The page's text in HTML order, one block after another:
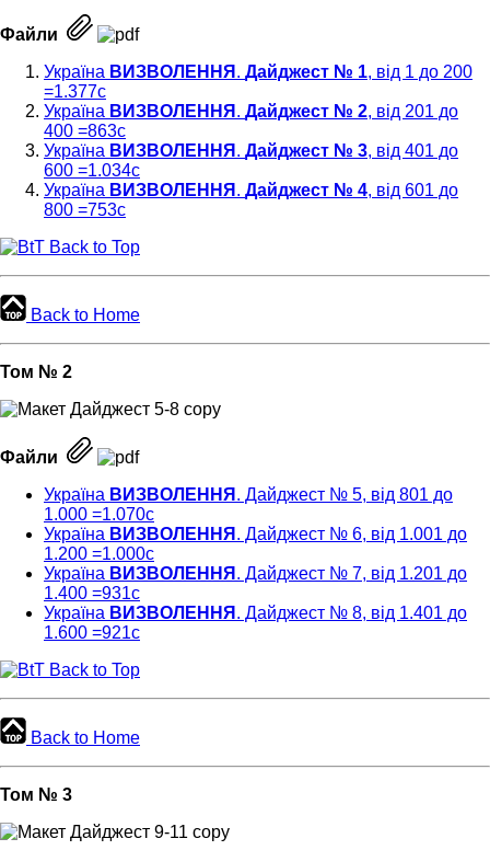
Файли
Україна ВИЗВОЛЕННЯ . Дайджест № 1, від 1 до 200
=1.377с
Україна ВИЗВОЛЕННЯ . Дайджест № 2, від 201 до
400 =863c
Україна ВИЗВОЛЕННЯ . Дайджест № 3, від 401 до
600 =1.034с
Україна ВИЗВОЛЕННЯ . Дайджест № 4, від 601 до
800 =753с
Back to Top
Back to Home
Том № 2
Файли
Україна ВИЗВОЛЕННЯ . Дайджест № 5, від 801 до
1.000 =1.070c
Україна ВИЗВОЛЕННЯ . Дайджест № 6, від 1.001 до
1.200 =1.000с
Україна ВИЗВОЛЕННЯ . Дайджест № 7, від 1.201 до
1.400 =931c
Україна ВИЗВОЛЕННЯ . Дайджест № 8, від 1.401 до
1.600 =921c
Back to Top
Back to Home
Том № 3